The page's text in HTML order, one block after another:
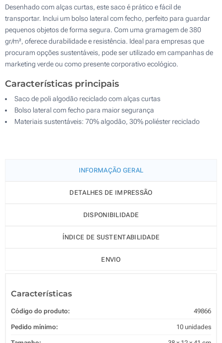
Desenhado com alças curtas, este saco é prático e fácil de
transportar. Inclui um bolso lateral com fecho, perfeito para guardar
pequenos objetos de forma segura. Com uma gramagem de 380
gr/m², oferece durabilidade e resistência. Ideal para empresas que
procuram opções sustentáveis, pode ser utilizado em campanhas de
marketing verde ou como presente corporativo ecológico.
Características principais
Saco de poli algodão reciclado com alças curtas
Bolso lateral com fecho para maior segurança
Materiais sustentáveis: 70% algodão, 30% poliéster reciclado
INFORMAÇÃO GERAL
DETALHES DE IMPRESSÃO
DISPONIBILIDADE
ÍNDICE DE SUSTENTABILIDADE
ENVIO
Características
Código do produto: 49866
Pedido mínimo: 10 unidades